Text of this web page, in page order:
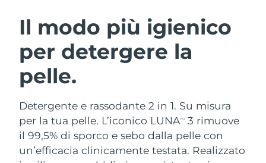
Il modo più igienico
per detergere la
pelle.
Detergente e rassodante 2 in 1. Su misura
per la tua pelle. L’iconico LUNATM
3 rimuove
il 99,5% di sporco e sebo dalla pelle con
un’efficacia clinicamente testata. Realizzato
Detersione viso
Anti-aging massage
LUNA™ 4 Plus
Microcurrent toning
BEAR™ 2 go
Idratazione Igiene orale
Austria Consegna stimata
Bahrein Consegna stimata
Belgio
Bermuda Consegna stimata 8/14/26
Bosnia ed
Erzegovina
Consegna stimata8/11/26